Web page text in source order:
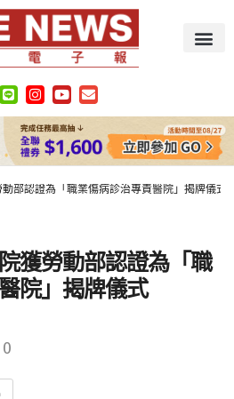
部認證為「職業傷病診治專責醫院」揭牌儀式
獲勞動部認證為「職
院」揭牌儀式
0